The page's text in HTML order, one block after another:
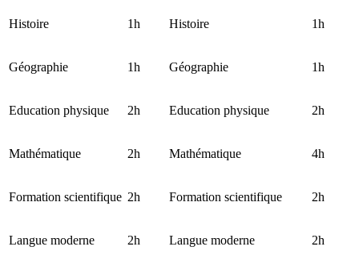
Histoire 1h Histoire 1h
Géographie 1h Géographie 1h
Education physique 2h Education physique 2h
Mathématique 2h Mathématique 4h
Formation scientifique 2h Formation scientifique 2h
Langue moderne 2h Langue moderne 2h